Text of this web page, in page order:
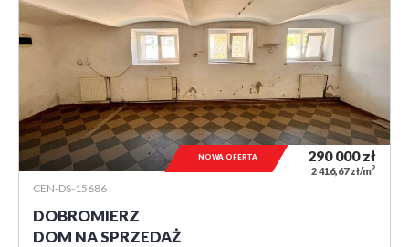
CEN-DS-15686
DOBROMIERZ
DOM NA SPRZEDAŻ
290 000zł
2 416,67 zł/m2
NOWA OFERTA